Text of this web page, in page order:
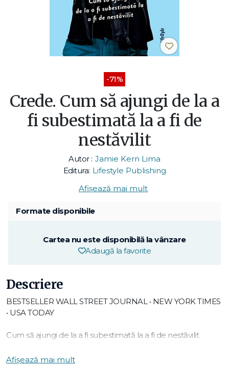
-71%
Crede. Cum să ajungi de la a
fi subestimată la a fi de
nestăvilit
Autor : Jamie Kern Lima
Editura: Lifestyle Publishing
Afișează mai mult
Formate disponibile
Cartea nu este disponibilă la vânzare
Adaugă la favorite
Descriere
BESTSELLER WALL STREET JOURNAL • NEW YORK TIMES
• USA TODAY
Cum să ajungi de la a fi subestimată la a fi de nestăvilit
În Crede, Jamie Kern Lima împărtășește povestea
Afișează mai mult